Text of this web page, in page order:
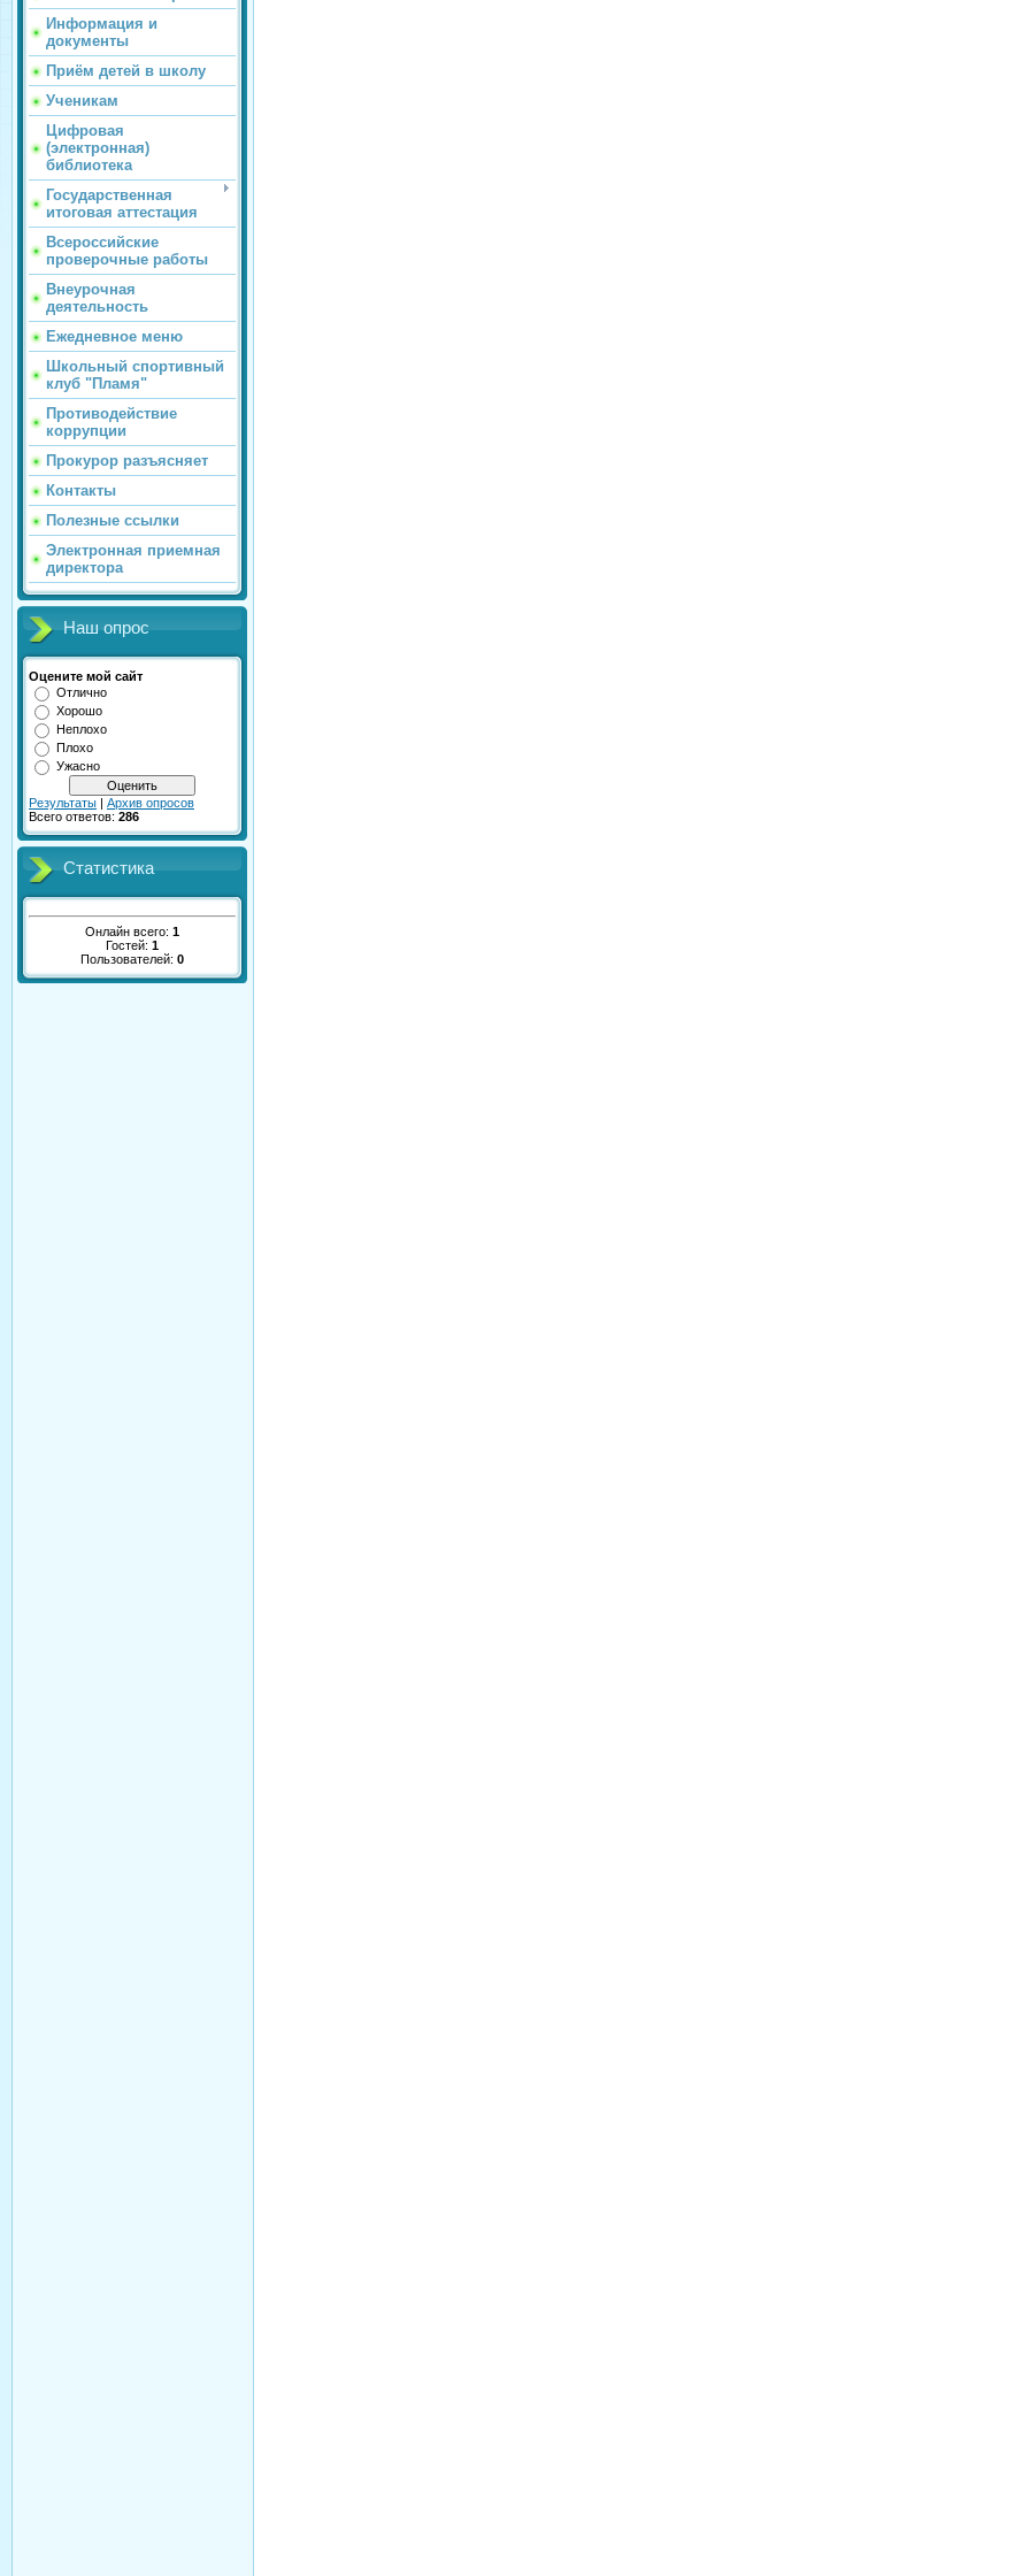
Информация и
документы
Приём детей в школу
Ученикам
Цифровая
(электронная)
библиотека
Государственная
итоговая аттестация
Всероссийские
проверочные работы
Внеурочная
деятельность
Ежедневное меню
Школьный спортивный
клуб "Пламя"
Противодействие
коррупции
Прокурор разъясняет
Контакты
Полезные ссылки
Электронная приемная
директора
Наш опрос
Оцените мой сайт
Отлично
Хорошо
Неплохо
Плохо
Ужасно
Результаты | Архив опросов
Всего ответов: 286
Статистика
Онлайн всего: 1
Гостей: 1
Пользователей: 0